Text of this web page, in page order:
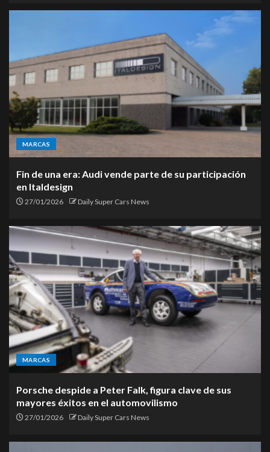
MARCAS
Fin de una era: Audi vende parte de su participación
en Italdesign
27/01/2026 Daily Super Cars News
MARCAS
Porsche despide a Peter Falk, figura clave de sus
mayores éxitos en el automovilismo
27/01/2026 Daily Super Cars News